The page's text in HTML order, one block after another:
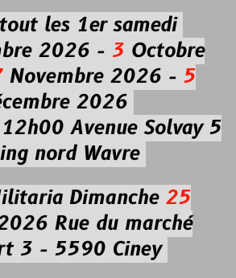
les 1er samedi
2026 - 3Octobre
Novembre 2026 - 5
2026
Avenue Solvay 5
nord Wavre
Dimanche 25
Rue du marché
3 - 5590 Ciney